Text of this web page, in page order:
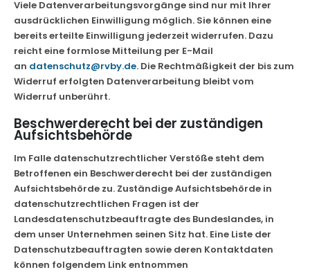
Viele Datenverarbeitungsvorgänge sind nur mit Ihrer
ausdrücklichen Einwilligung möglich. Sie können eine
bereits erteilte Einwilligung jederzeit widerrufen. Dazu
reicht eine formlose Mitteilung per E-Mail
an datenschutz@rvby.de. Die Rechtmäßigkeit der bis zum
Widerruf erfolgten Datenverarbeitung bleibt vom
Widerruf unberührt.
Beschwerderecht bei der zuständigen
Aufsichtsbehörde
Im Falle datenschutzrechtlicher Verstöße steht dem
Betroffenen ein Beschwerderecht bei der zuständigen
Aufsichtsbehörde zu. Zuständige Aufsichtsbehörde in
datenschutzrechtlichen Fragen ist der
Landesdatenschutzbeauftragte des Bundeslandes, in
dem unser Unternehmen seinen Sitz hat. Eine Liste der
Datenschutzbeauftragten sowie deren Kontaktdaten
können folgendem Link entnommen